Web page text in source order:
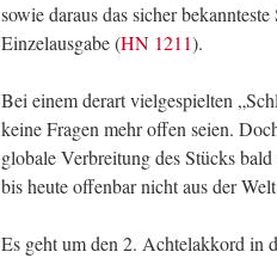
sowie dar­aus das si­cher
Ein­zel­aus­ga­be (HN 1211).
Bei einem der­art viel­ge­spiel­ten
keine Fra­gen mehr offen seien.
glo­ba­le Ver­brei­tung des Stücks
bis heute of­fen­bar nicht aus der
Es geht um den 2. Ach­telak­kord in